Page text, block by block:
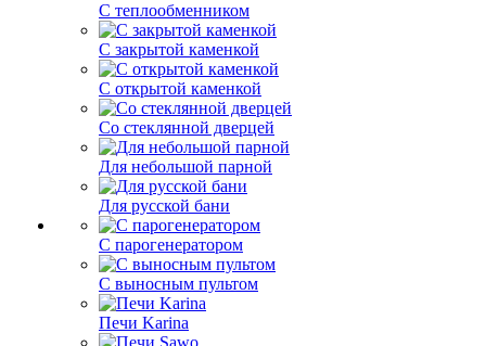
С теплообменником
С закрытой каменкой
С открытой каменкой
Со стеклянной дверцей
Для небольшой парной
Для русской бани
С парогенератором
С выносным пультом
Печи Karina